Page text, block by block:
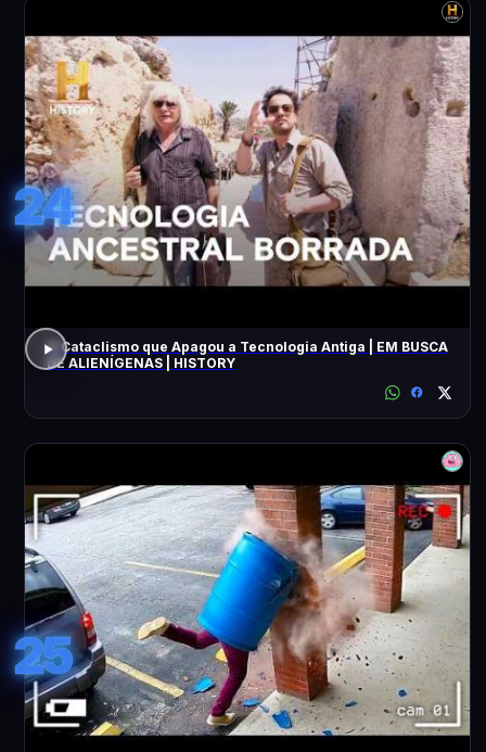
24
O Cataclismo que Apagou a Tecnologia Antiga | EM BUSCA
DE ALIENÍGENAS | HISTORY
25